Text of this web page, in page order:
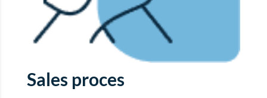
Sales proces